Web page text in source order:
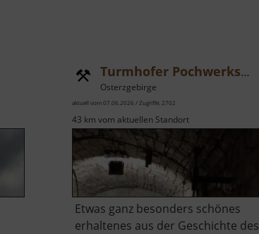
Turmhofer Pochwerksrad
Osterzgebirge
aktuell vom 07.06.2026 / Zugriffe: 2702
43 km vom aktuellen Standort
Etwas ganz besonders schönes
erhaltenes aus der Geschichte des